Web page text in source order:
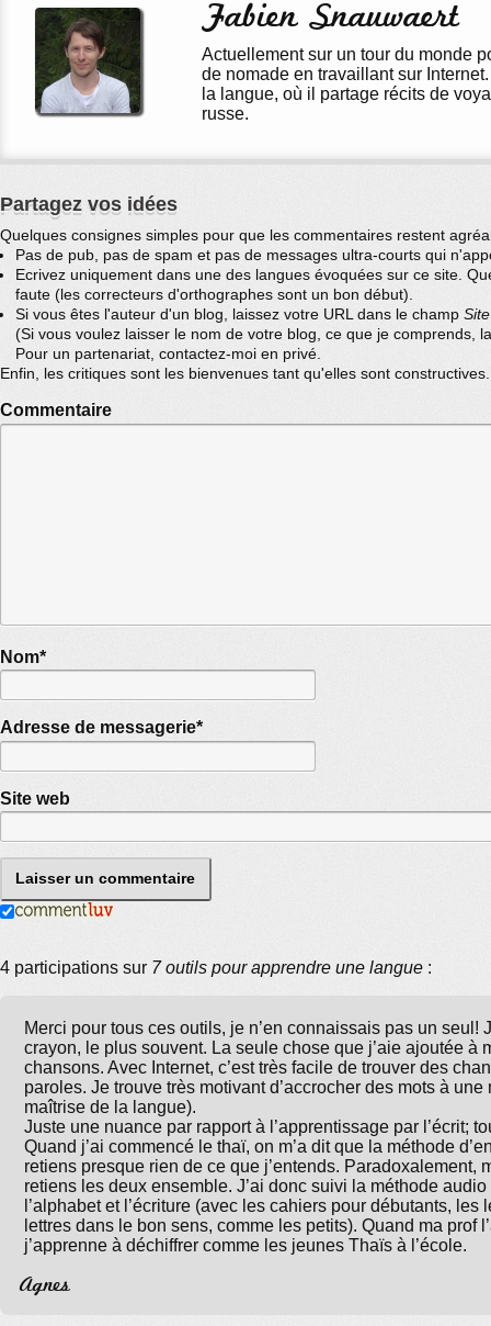
Fabien Snauwaert
Actuellement sur un tour du monde
de nomade en travaillant sur
la langue, où il partage récits de
russe.
Partagez vos idées
Quelques consignes simples pour que les commentaires restent
Pas de pub, pas de spam et pas de messages ultra-courts qui
Ecrivez uniquement dans une des langues évoquées sur ce site.
faute (les correcteurs d'orthographes sont un bon début).
Si vous êtes l'auteur d'un blog, laissez votre URL dans le champ
(Si vous voulez laisser le nom de votre blog, ce que je comprends,
Pour un partenariat, contactez-moi en privé.
Enfin, les critiques sont les bienvenues tant qu'elles sont
Commentaire
Nom*
Adresse de messagerie*
Site web
4 participations sur 7 outils pour apprendre une langue :
Merci pour tous ces outils, je n’en connaissais pas un seul!
crayon, le plus souvent. La seule chose que j’aie ajoutée à
chansons. Avec Internet, c’est très facile de trouver des
paroles. Je trouve très motivant d’accrocher des mots à
maîtrise de la langue).
Juste une nuance par rapport à l’apprentissage par l’écrit;
Quand j’ai commencé le thaï, on m’a dit que la méthode
retiens presque rien de ce que j’entends. Paradoxalement,
retiens les deux ensemble. J’ai donc suivi la méthode
l’alphabet et l’écriture (avec les cahiers pour débutants,
lettres dans le bon sens, comme les petits). Quand ma prof
j’apprenne à déchiffrer comme les jeunes Thaïs à l’école.
Agnes